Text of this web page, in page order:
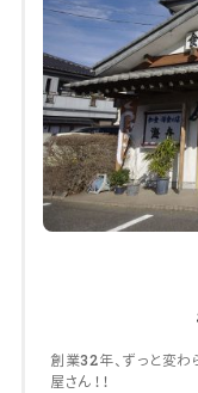
創業32年、ずっと変
屋さん！！